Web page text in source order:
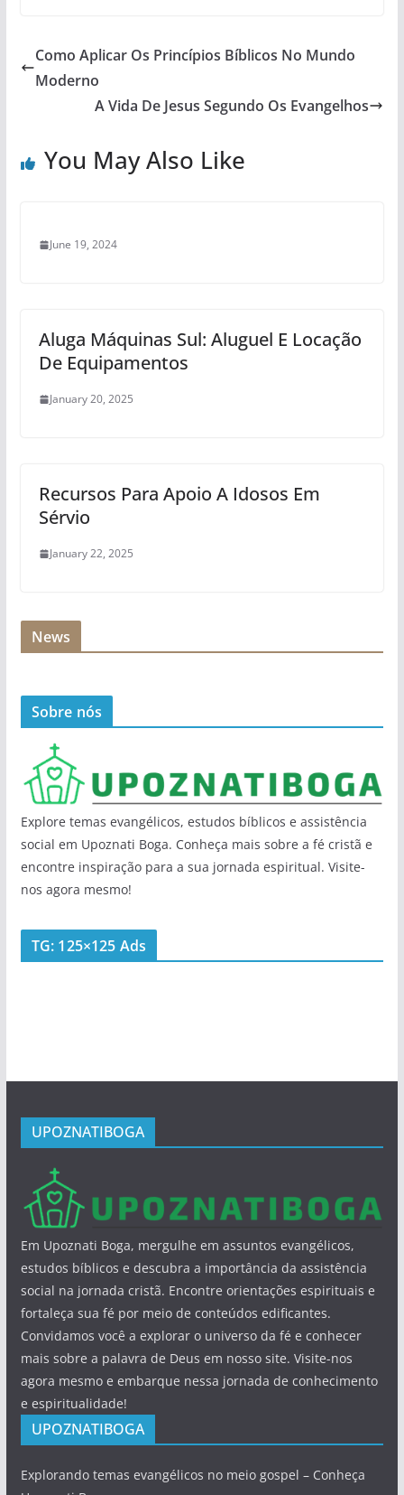
Como Aplicar Os Princípios Bíblicos No Mundo
Moderno
A Vida De Jesus Segundo Os Evangelhos
You May Also Like
June 19, 2024
Aluga Máquinas Sul: Aluguel E Locação
De Equipamentos
January 20, 2025
Recursos Para Apoio A Idosos Em
Sérvio
January 22, 2025
News
Sobre nós
Explore temas evangélicos, estudos bíblicos e assistência
social em Upoznati Boga. Conheça mais sobre a fé cristã e
encontre inspiração para a sua jornada espiritual. Visite-
nos agora mesmo!
TG: 125×125 Ads
UPOZNATIBOGA
Em Upoznati Boga, mergulhe em assuntos evangélicos,
estudos bíblicos e descubra a importância da assistência
social na jornada cristã. Encontre orientações espirituais e
fortaleça sua fé por meio de conteúdos edificantes.
Convidamos você a explorar o universo da fé e conhecer
mais sobre a palavra de Deus em nosso site. Visite-nos
agora mesmo e embarque nessa jornada de conhecimento
e espiritualidade!
UPOZNATIBOGA
Explorando temas evangélicos no meio gospel – Conheça